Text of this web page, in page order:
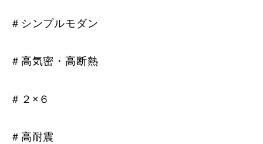
＃シンプルモダン
＃高気密・高断熱
＃２×６
＃高耐震